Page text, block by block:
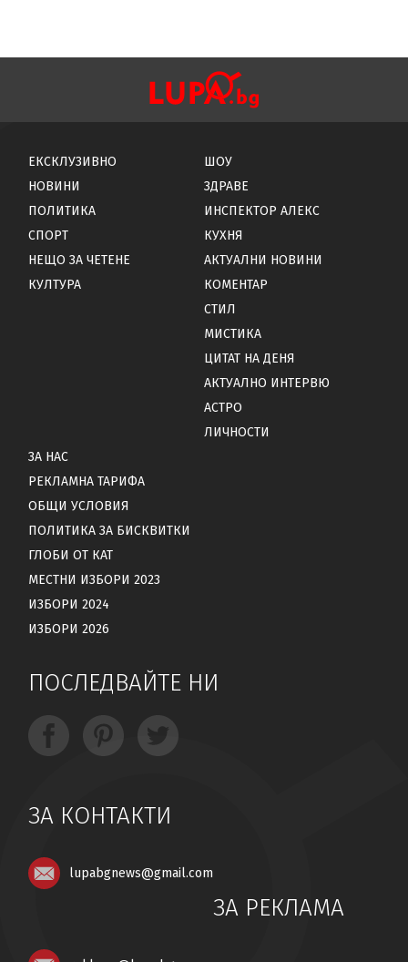
ЕКСКЛУЗИВНО
НОВИНИ
ПОЛИТИКА
СПОРТ
НЕЩО ЗА ЧЕТЕНЕ
КУЛТУРА
ШОУ
ЗДРАВЕ
ИНСПЕКТОР АЛЕКС
КУХНЯ
АКТУАЛНИ НОВИНИ
КОМЕНТАР
СТИЛ
МИСТИКА
ЦИТАТ НА ДЕНЯ
АКТУАЛНО ИНТЕРВЮ
АСТРО
ЛИЧНОСТИ
ЗА НАС
РЕКЛАМНА ТАРИФА
ОБЩИ УСЛОВИЯ
ПОЛИТИКА ЗА БИСКВИТКИ
ГЛОБИ ОТ КАТ
МЕСТНИ ИЗБОРИ 2023
ИЗБОРИ 2024
ИЗБОРИ 2026
ПОСЛЕДВАЙТЕ НИ
ЗА КОНТАКТИ
lupabgnews@gmail.com
ЗА РЕКЛАМА